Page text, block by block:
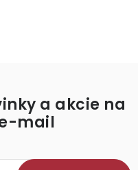
a akcie na
mail